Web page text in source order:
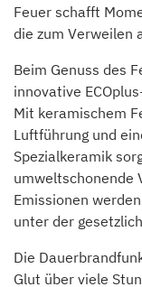
Feuer schafft
die zum Verweilen
Beim Genuss des
innovative
Mit keramischem
Luftführung und
Spezialkeramik
umweltschonende
Emissionen
unter der
Die
Glut über viele